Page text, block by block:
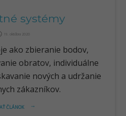
systémy
19. októbra 2020
ako zbieranie bodov,
obratov, individuálne
nových a udržanie
zákazníkov.
arrow_right_alt
ČLÁNOK